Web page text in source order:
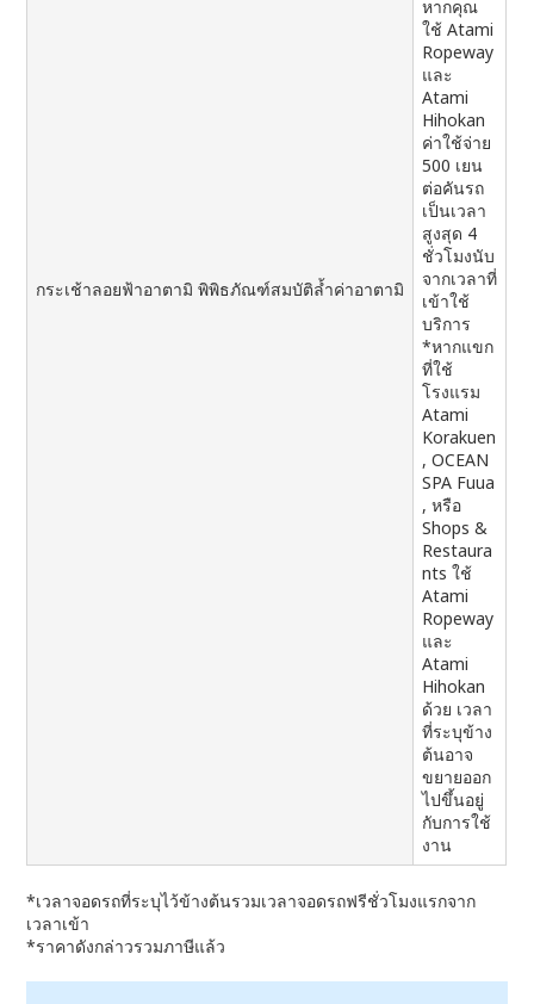
กระเช้าลอยฟ้าอาตามิ พิพิธภัณฑ์สมบัติล้ำค่าอาตามิ
หากคุณ
ใช้ Atami
Ropeway
และ
Atami
Hihokan
ค่าใช้จ่าย
500 เยน
ต่อคันรถ
เป็นเวลา
สูงสุด 4
ชั่วโมงนับ
จากเวลาที่
เข้าใช้
บริการ
*หากแขก
ที่ใช้
โรงแรม
Atami
Korakuen
, OCEAN
SPA Fuua
, หรือ
Shops &
Restaura
nts ใช้
Atami
Ropeway
และ
Atami
Hihokan
ด้วย เวลา
ที่ระบุข้าง
ต้นอาจ
ขยายออก
ไปขึ้นอยู่
กับการใช้
งาน
*เวลาจอดรถที่ระบุไว้ข้างต้นรวมเวลาจอดรถฟรีชั่วโมงแรกจาก
เวลาเข้า
*ราคาดังกล่าวรวมภาษีแล้ว